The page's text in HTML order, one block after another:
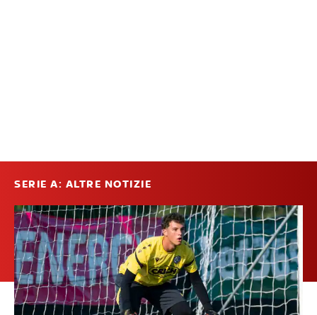
SERIE A: ALTRE NOTIZIE